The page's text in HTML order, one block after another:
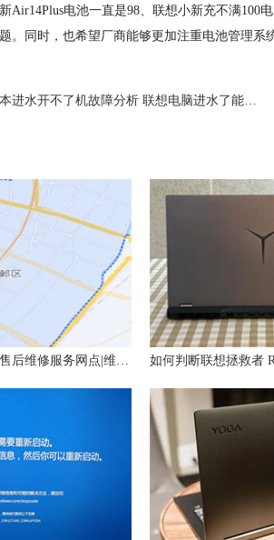
电池一直是98、联想小新充不满100
。同时，也希望厂商能够更加注重电池管理系
进水开不了机故障分析 联想电脑进水了能保修吗
如何判断联想拯救者